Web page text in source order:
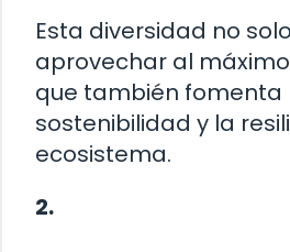
Esta diversidad no
aprovechar al
que también fomenta
sostenibilidad y la
ecosistema.
2.